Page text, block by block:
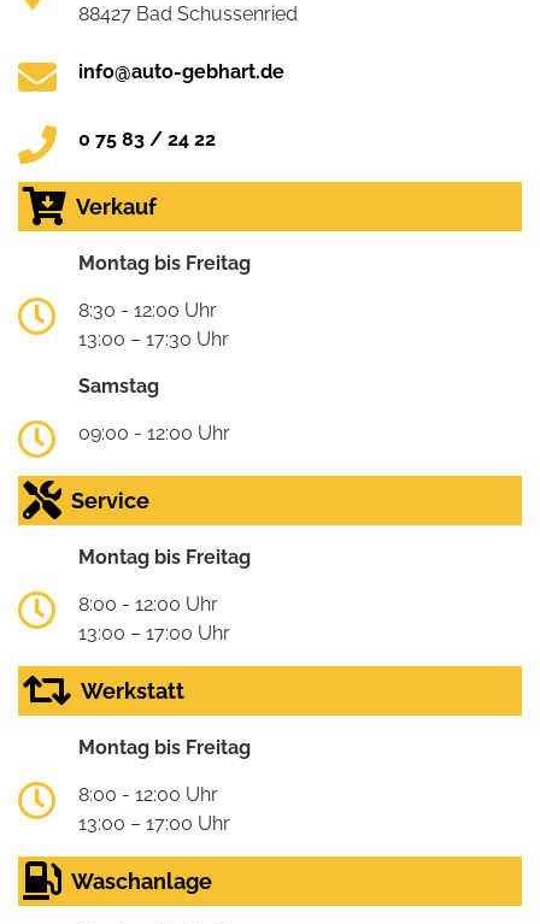
88427 Bad Schussenried
info@auto-gebhart.de
0 75 83 / 24 22
Verkauf
Montag bis Freitag
8:30 - 12:00 Uhr
13:00 – 17:30 Uhr
Samstag
09:00 - 12:00 Uhr
Service
Montag bis Freitag
8:00 - 12:00 Uhr
13:00 – 17:00 Uhr
Werkstatt
Montag bis Freitag
8:00 - 12:00 Uhr
13:00 – 17:00 Uhr
Waschanlage